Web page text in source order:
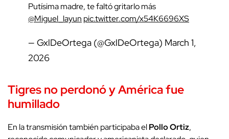
Putísima madre, te faltó gritarlo más
@Miguel_layun pic.twitter.com/x54K6696XS
— GxlDeOrtega (@GxlDeOrtega) March 1,
2026
Tigresno perdonó yAméricafue
humillado
En la transmisión también participaba elPollo Ortiz,